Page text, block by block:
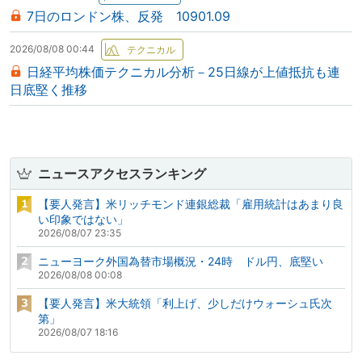
7日のロンドン株、反発 10901.09
2026/08/08 00:44
日経平均株価テクニカル分析－25日線が上値抵抗も連
日底堅く推移
ニュースアクセスランキング
【要人発言】米リッチモンド連銀総裁「雇用統計はあまり良
い印象ではない」
2026/08/07 23:35
ニューヨーク外国為替市場概況・24時 ドル円、底堅い
2026/08/08 00:08
【要人発言】米大統領「利上げ、少しだけウォーシュ氏次
第」
2026/08/07 18:16